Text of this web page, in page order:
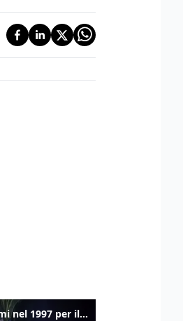
Ecco il tanko usato dai Serenissimi nel 1997 per il blitz a San Marco